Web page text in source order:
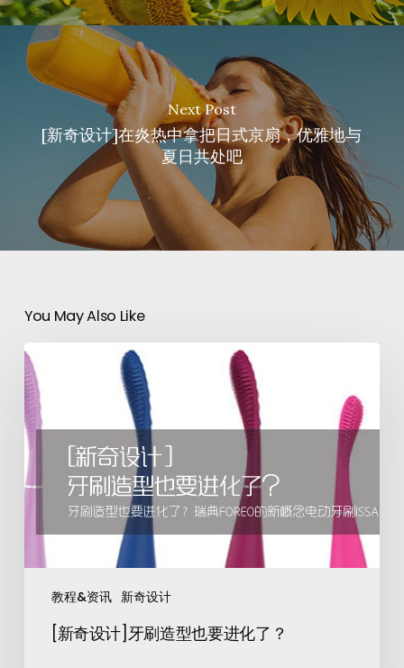
Next Post
[新奇设计]在炎热中拿把日式京扇，优雅地与
夏日共处吧
You May Also Like
教程&资讯 新奇设计
[新奇设计]牙刷造型也要进化了？